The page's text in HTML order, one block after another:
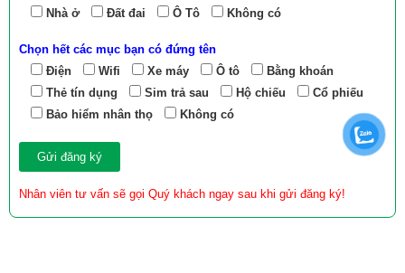
Nhà ở
Đất đai Ô Tô Không có
Chọn hết các mục bạn có đứng tên
Điện
Wifi Xe máy Ô tô
Bằng khoán
Thẻ tín dụng
Sim trả sau Hộ chiếu
Cổ phiếu
Bảo hiểm nhân thọ
Không có
Nhân viên tư vấn sẽ gọi Quý khách ngay sau khi gửi đăng ký!